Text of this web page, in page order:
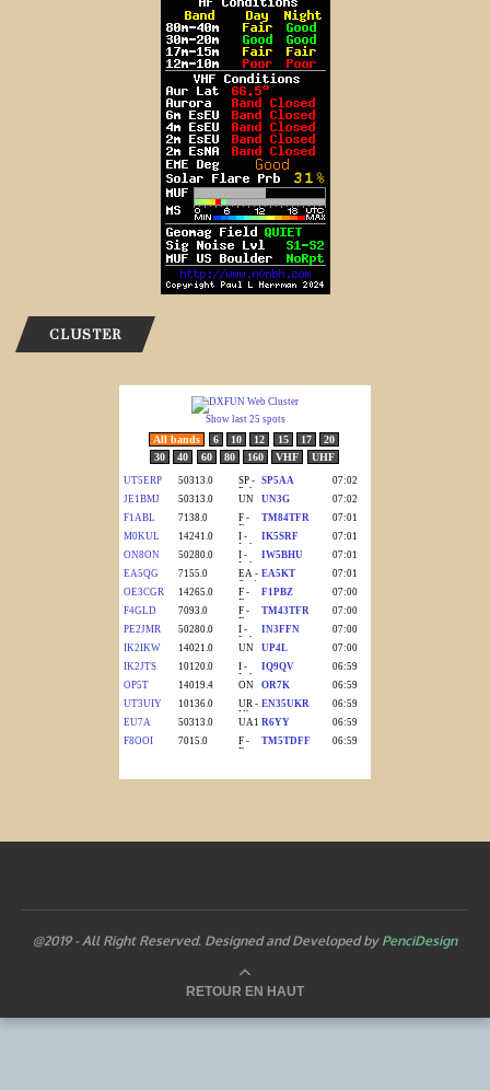
CLUSTER
@2019 - All Right Reserved. Designed and Developed by PenciDesign
RETOUR EN HAUT